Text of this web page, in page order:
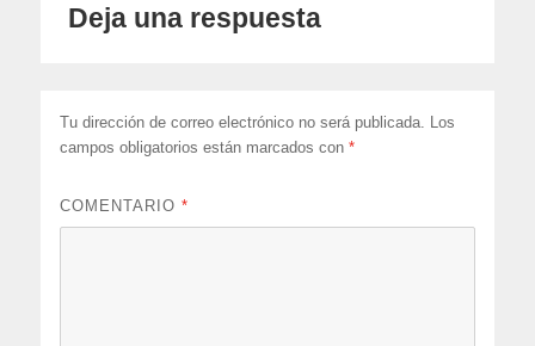
Deja una respuesta
Tu dirección de correo electrónico no será publicada.
Los
campos obligatorios están marcados con*
COMENTARIO*